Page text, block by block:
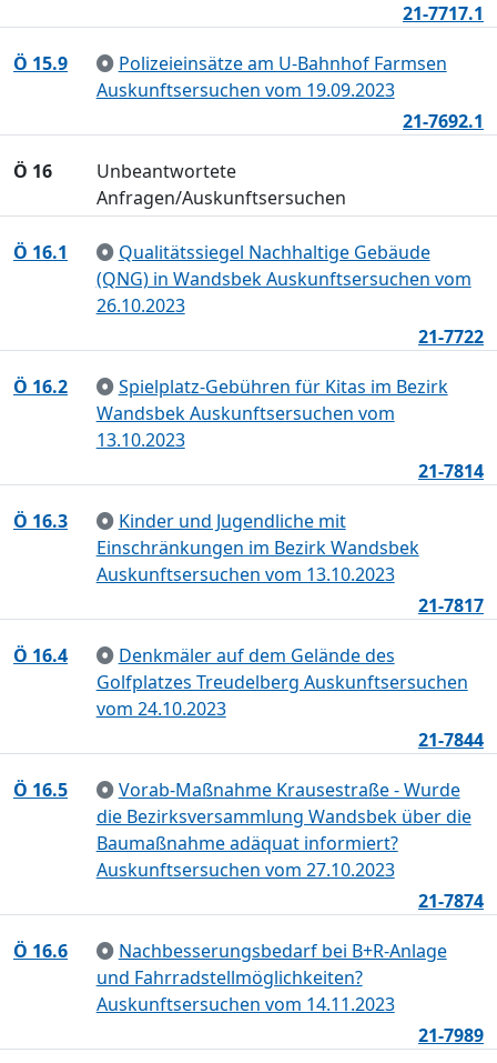
21-7717.1
Ö 15.9
Polizeieinsätze am U-Bahnhof Farmsen
Auskunftsersuchen vom 19.09.2023
21-7692.1
Ö 16
Unbeantwortete
Anfragen/Auskunftsersuchen
Ö 16.1
Qualitätssiegel Nachhaltige Gebäude
(QNG) in Wandsbek Auskunftsersuchen vom
26.10.2023
21-7722
Ö 16.2
Spielplatz-Gebühren für Kitas im Bezirk
Wandsbek Auskunftsersuchen vom
13.10.2023
21-7814
Ö 16.3
Kinder und Jugendliche mit
Einschränkungen im Bezirk Wandsbek
Auskunftsersuchen vom 13.10.2023
21-7817
Ö 16.4
Denkmäler auf dem Gelände des
Golfplatzes Treudelberg Auskunftsersuchen
vom 24.10.2023
21-7844
Ö 16.5
Vorab-Maßnahme Krausestraße - Wurde
die Bezirksversammlung Wandsbek über die
Baumaßnahme adäquat informiert?
Auskunftsersuchen vom 27.10.2023
21-7874
Ö 16.6
Nachbesserungsbedarf bei B+R-Anlage
und Fahrradstellmöglichkeiten?
Auskunftsersuchen vom 14.11.2023
21-7989